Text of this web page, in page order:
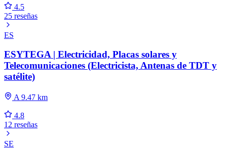
4.5
25 reseñas
ES
ESYTEGA | Electricidad, Placas solares y
Telecomunicaciones (Electricista, Antenas de TDT y
satélite)
A 9.47 km
4.8
12 reseñas
SE